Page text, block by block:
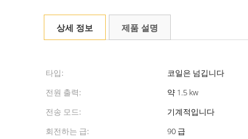
상세 정보 제품 설명
타입: 코일은 넘깁니다
전원 출력:
약 1.5 kw
전송 모드:
기계적입니다
회전하는 급:
90 급